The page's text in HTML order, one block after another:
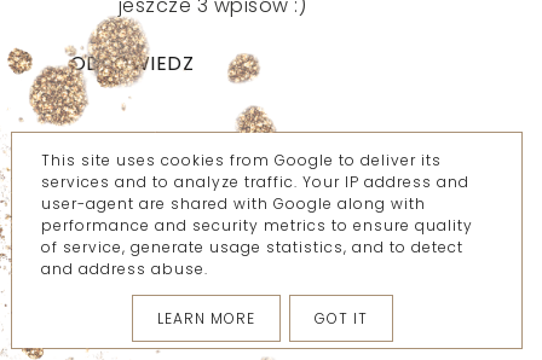
jeszcze 3 wpisów :)
ODPOWIEDZ
Turkusoowa
04 lutego, 2018 18:11
Byłam kila lat temu,pięknie tam jest :)
Tyle że to nic wielkiego,bo ja
krakowianka jestem :D
Odpowiedz
This site uses cookies from Google to deliver its
services and to analyze traffic. Your IP address and
user-agent are shared with Google along with
performance and security metrics to ensure quality
of service, generate usage statistics, and to detect
and address abuse.
LEARN MORE GOT IT